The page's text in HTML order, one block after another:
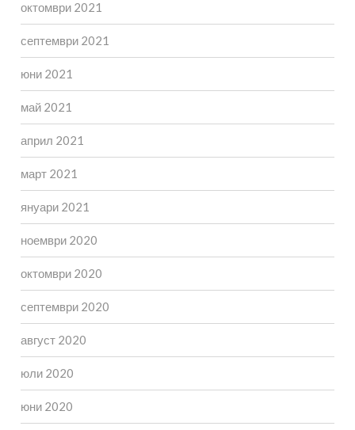
октомври 2021
септември 2021
юни 2021
май 2021
април 2021
март 2021
януари 2021
ноември 2020
октомври 2020
септември 2020
август 2020
юли 2020
юни 2020